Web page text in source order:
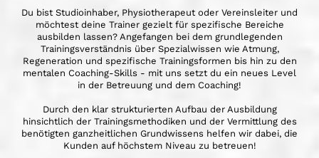
Du bist Studioinhaber, Physiotherapeut oder Vereinsleiter und
möchtest deine Trainer gezielt für spezifische Bereiche
ausbilden lassen? Angefangen bei dem grundlegenden
Trainingsverständnis über Spezialwissen wie Atmung,
Regeneration und spezifische Trainingsformen bis hin zu den
mentalen Coaching-Skills - mit uns setzt du ein neues Level
in der Betreuung und dem Coaching!
Durch den klar strukturierten Aufbau der Ausbildung
hinsichtlich der Trainingsmethodiken und der Vermittlung des
benötigten ganzheitlichen Grundwissens helfen wir dabei, die
Kunden auf höchstem Niveau zu betreuen!